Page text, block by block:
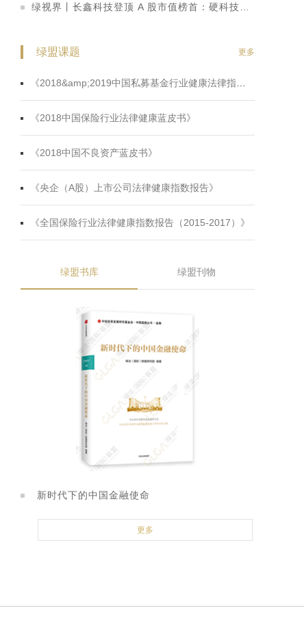
绿视界丨长鑫科技登顶 A 股市值榜首：硬科技崛起重塑 A 股价值投资逻辑
绿盟课题 更多
《2018&amp;2019中国私募基金行业健康法律指数蓝皮书》
《2018中国保险行业法律健康蓝皮书》
《2018中国不良资产蓝皮书》
《央企（A股）上市公司法律健康指数报告》
《全国保险行业法律健康指数报告（2015-2017）》
绿盟书库 绿盟刊物
新时代下的中国金融使命
更多